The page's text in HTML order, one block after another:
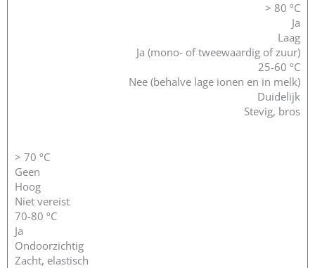
> 80 ºC
Ja
Laag
Ja (mono- of tweewaardig of zuur)
25-60 ºC
Nee (behalve lage ionen en in melk)
Duidelijk
Stevig, bros
> 70 ºC
Geen
Hoog
Niet vereist
70-80 ºC
Ja
Ondoorzichtig
Zacht, elastisch